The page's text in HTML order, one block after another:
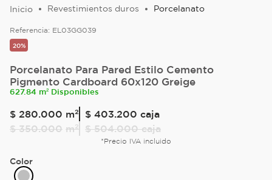
Revestimientos duros Porcelanato
Referencia: EL03GG039
20%
Porcelanato Para Pared Estilo Cemento
Pigmento Cardboard 60x120 Greige
627.84 m² Disponibles
$ 280.000 m² $ 403.200 caja
$ 350.000 m² $ 504.000caja
*Precio IVA incluido
Color